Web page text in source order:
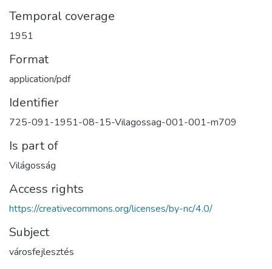
Temporal coverage
1951
Format
application/pdf
Identifier
725-091-1951-08-15-Vilagossag-001-001-m709
Is part of
Világosság
Access rights
https://creativecommons.org/licenses/by-nc/4.0/
Subject
városfejlesztés